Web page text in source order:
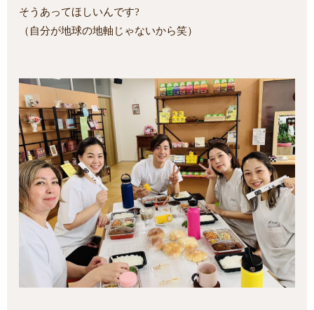
そうあってほしいんです?
（自分が地球の地軸じゃないから笑）